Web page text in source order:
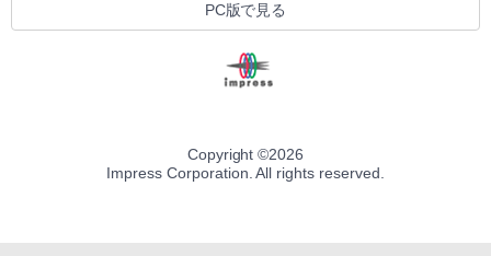
PC版で見る
Copyright ©2026
Impress Corporation. All rights reserved.